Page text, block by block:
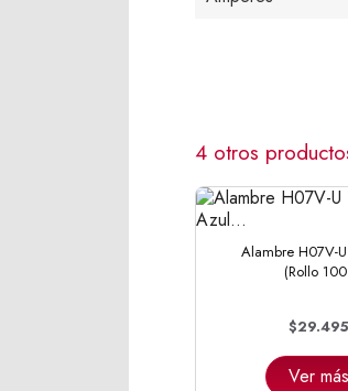
4 otros
Alambre H07V-
(Rollo
$29.495
Ver más